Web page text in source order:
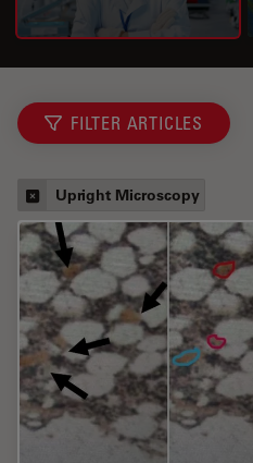
FILTER ARTICLES
Upright Microscopy